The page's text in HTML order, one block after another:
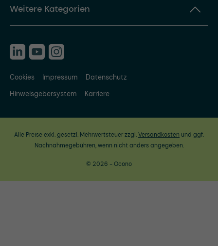
Weitere Kategorien
Cookies Impressum
Datenschutz
Hinweisgebersystem
Karriere
Alle Preise exkl. gesetzl. Mehrwertsteuer zzgl.Versandkosten und ggf.
Nachnahmegebühren, wenn nicht anders angegeben.
© 2026 - Ocono